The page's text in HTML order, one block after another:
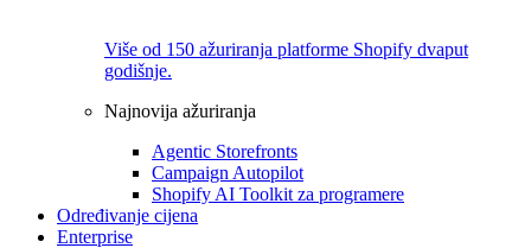
Više od 150 ažuriranja platforme Shopify dvaput
godišnje.
Najnovija ažuriranja
Agentic Storefronts
Campaign Autopilot
Shopify AI Toolkit za programere
Određivanje cijena
Enterprise